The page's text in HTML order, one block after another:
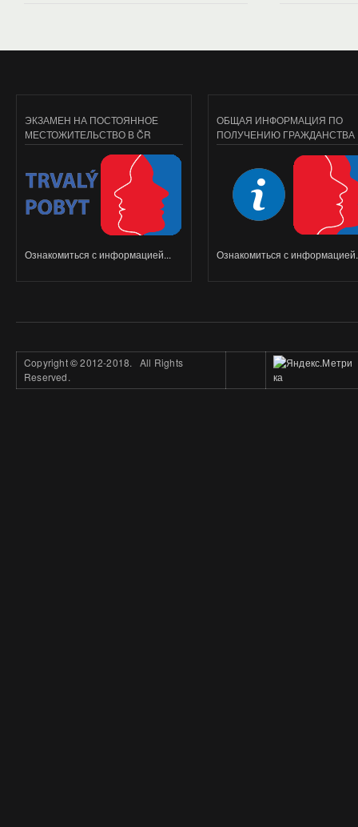
ЭКЗАМЕН НА ПОСТОЯННОЕ
МЕСТОЖИТЕЛЬСТВО В ČR
Ознакомиться с информацией...
ОБЩАЯ ИНФОРМАЦИЯ ПО
ПОЛУЧЕНИЮ ГРАЖДАНСТВА
Ознакомиться с
Copyright©2012-2018. All Rights
Reserved.